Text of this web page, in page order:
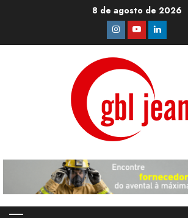
8 de agosto de 2026
Instagram
YoutubeLinkedin